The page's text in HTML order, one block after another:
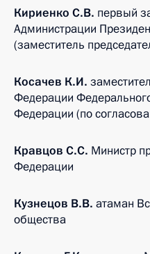
Кириенко С.В. первый
Администрации
(заместитель
Косачев К.И.
Федерации
Федерации (по
Кравцов С.С. Министр
Федерации
Кузнецов В.В. атаман
общества